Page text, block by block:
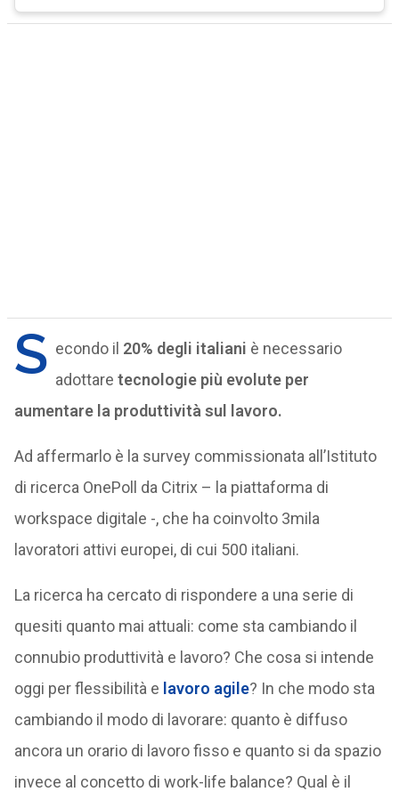
S econdo il 20% degli italiani è necessario
adottare tecnologie più evolute per
aumentare la produttività sul lavoro.
Ad affermarlo è la survey commissionata all’Istituto
di ricerca OnePoll da Citrix – la piattaforma di
workspace digitale -, che ha coinvolto 3mila
lavoratori attivi europei, di cui 500 italiani.
La ricerca ha cercato di rispondere a una serie di
quesiti quanto mai attuali: come sta cambiando il
connubio produttività e lavoro? Che cosa si intende
oggi per flessibilità e lavoro agile? In che modo sta
cambiando il modo di lavorare: quanto è diffuso
ancora un orario di lavoro fisso e quanto si da spazio
invece al concetto di work-life balance? Qual è il